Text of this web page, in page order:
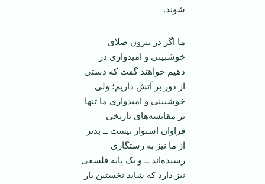
شوند.
ما اگر در بیرون صلای
خوشبینی و امیدواری در
دهیم خواهند گفت که دستی
از دور بر آتش داریم؛ ولی
خوشبینی و امیدواری ما تنها
بر مقایسه‌های تاریخی
فراوان استوار نیست ــ بد‌تر
از ما نیز به رستگاری
رسیده‌اند ــ و یک پایه فلسفی
نیز دارد که شاید نخستین بار